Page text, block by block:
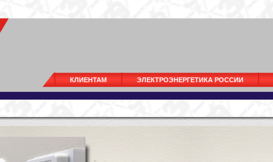
КЛИЕНТАМ ЭЛЕКТРОЭНЕРГЕТИКА РОССИИ